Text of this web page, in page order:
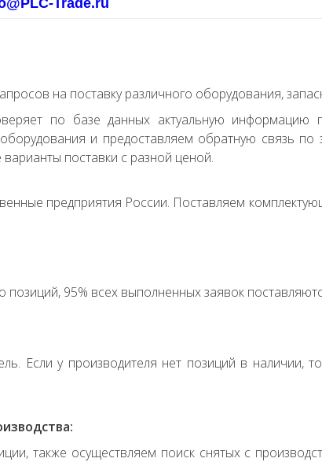
Trade.ru
на поставку различного оборудования,
по базе данных актуальную
и предоставляем обратную связь
поставки с разной ценой.
предприятия России. Поставляем
95% всех выполненных заявок
Если у производителя нет позиций в наличии,
также осуществляем поиск снятых с